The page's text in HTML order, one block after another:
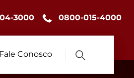
3000 0800-015-4000
Fale Conosco